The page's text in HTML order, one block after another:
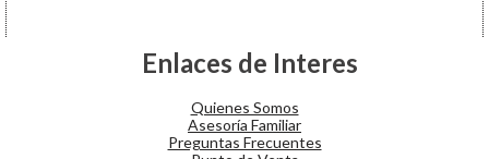
Enlaces de Interes
Quienes Somos
Asesoría Familiar
Preguntas Frecuentes